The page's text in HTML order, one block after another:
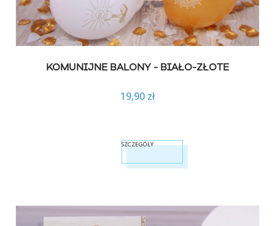
KOMUNIJNE BALONY - BIAŁO-ZŁOTE
19,90 zł
SZCZEGÓŁY